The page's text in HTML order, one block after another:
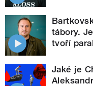
tábory.
tvoří
Jaké je